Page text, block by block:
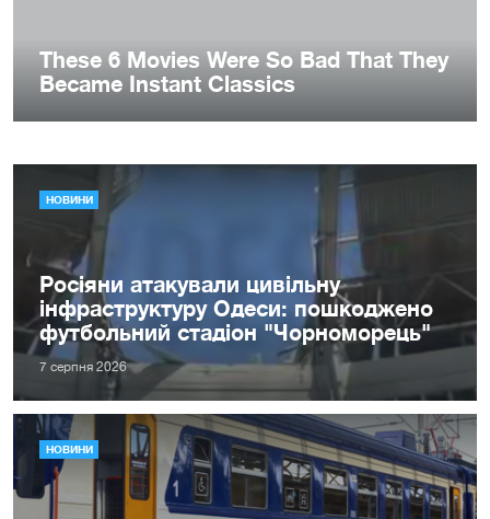
НОВИНИ
Росіяни атакували цивільну
інфраструктуру Одеси: пошкоджено
футбольний стадіон "Чорноморець"
7 серпня 2026
НОВИНИ